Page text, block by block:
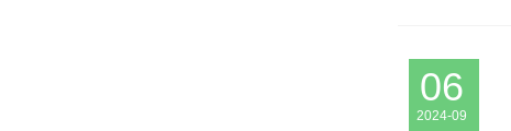
06
2024-09